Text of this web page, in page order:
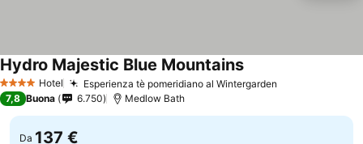
4 Stelle Hotel Esperienza tè pomeridiano al Wintergarden
Hydro Majestic Blue Mountains
7,8 Buona 6.750 Medlow Bath
Da 137 €